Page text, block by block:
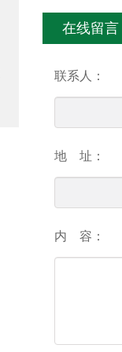
在线留言
联系人：
地 址：
内 容：